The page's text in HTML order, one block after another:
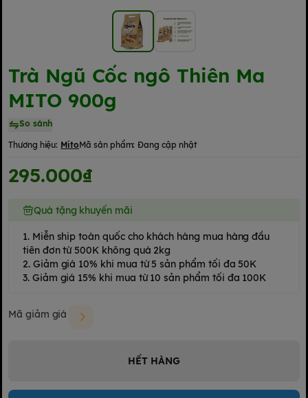
Trà Ngũ Cốc ngô Thiên Ma
MITO 900g
So sánh
Thương hiệu: MitoMã sản phẩm: Đang cập nhật
295.000₫
Quà tặng khuyến mãi
1. Miễn ship toàn quốc cho khách hàng mua hàng đầu
tiên đơn từ 500K không quá 2kg
2. Giảm giá 10% khi mua từ 5 sản phẩm tối đa 50K
3. Giảm giá 15% khi mua từ 10 sản phẩm tối đa 100K
Mã giảm giá
HẾT HÀNG